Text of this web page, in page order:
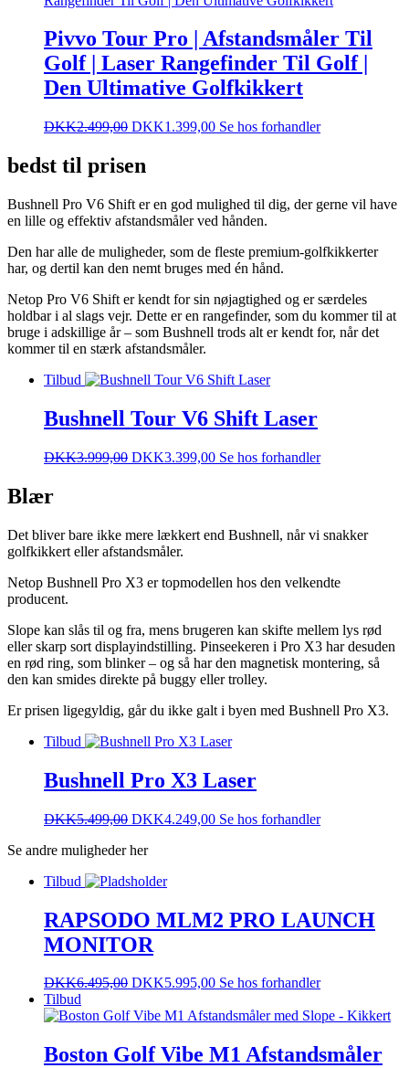
Pivvo Tour Pro | Afstandsmåler Til
Golf | Laser Rangefinder Til Golf |
Den Ultimative Golfkikkert
DKK2.499,00 DKK1.399,00 Se hos forhandler
bedst til prisen
Bushnell Pro V6 Shift er en god mulighed til dig, der gerne vil have
en lille og effektiv afstandsmåler ved hånden.
Den har alle de muligheder, som de fleste premium-golfkikkerter
har, og dertil kan den nemt bruges med én hånd.
Netop Pro V6 Shift er kendt for sin nøjagtighed og er særdeles
holdbar i al slags vejr. Dette er en rangefinder, som du kommer til at
bruge i adskillige år – som Bushnell trods alt er kendt for, når det
kommer til en stærk afstandsmåler.
Tilbud
Bushnell Tour V6 Shift Laser
DKK3.999,00 DKK3.399,00 Se hos forhandler
Blær
Det bliver bare ikke mere lækkert end Bushnell, når vi snakker
golfkikkert eller afstandsmåler.
Netop Bushnell Pro X3 er topmodellen hos den velkendte
producent.
Slope kan slås til og fra, mens brugeren kan skifte mellem lys rød
eller skarp sort displayindstilling. Pinseekeren i Pro X3 har desuden
en rød ring, som blinker – og så har den magnetisk montering, så
den kan smides direkte på buggy eller trolley.
Er prisen ligegyldig, går du ikke galt i byen med Bushnell Pro X3.
Tilbud
Bushnell Pro X3 Laser
DKK5.499,00 DKK4.249,00 Se hos forhandler
Se andre muligheder her
Tilbud
RAPSODO MLM2 PRO LAUNCH
MONITOR
DKK6.495,00 DKK5.995,00 Se hos forhandler
Tilbud
Boston Golf Vibe M1 Afstandsmåler